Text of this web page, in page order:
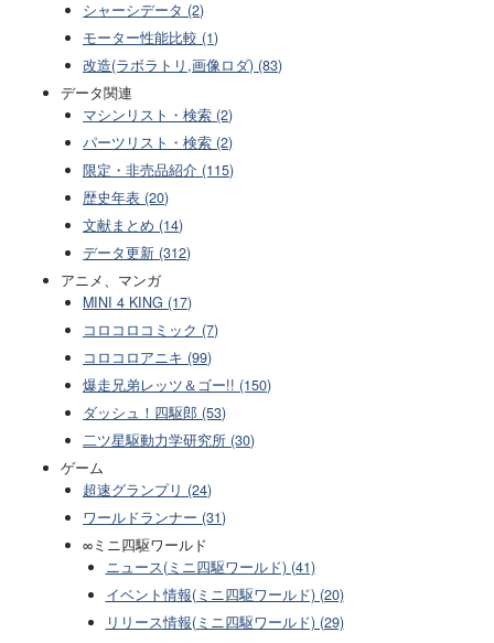
シャーシデータ (2)
モーター性能比較 (1)
改造(ラボラトリ,画像ロダ) (83)
データ関連
マシンリスト・検索 (2)
パーツリスト・検索 (2)
限定・非売品紹介 (115)
歴史年表 (20)
文献まとめ (14)
データ更新 (312)
アニメ、マンガ
MINI 4 KING (17)
コロコロコミック (7)
コロコロアニキ (99)
爆走兄弟レッツ＆ゴー!! (150)
ダッシュ！四駆郎 (53)
二ツ星駆動力学研究所 (30)
ゲーム
超速グランプリ (24)
ワールドランナー (31)
∞ミニ四駆ワールド
ニュース(ミニ四駆ワールド) (41)
イベント情報(ミニ四駆ワールド) (20)
リリース情報(ミニ四駆ワールド) (29)